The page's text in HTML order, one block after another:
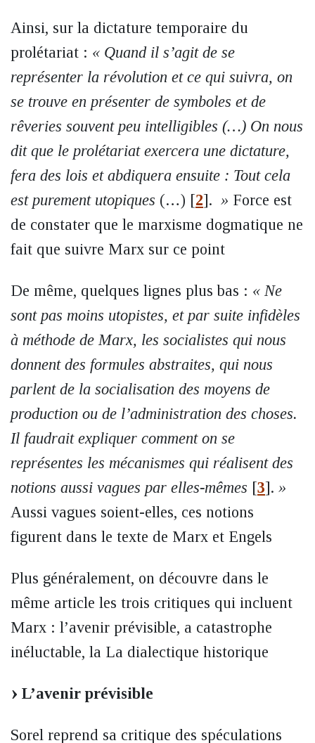
Ainsi, sur la dictature temporaire du
prolétariat : « Quand il s’agit de se
représenter la révolution et ce qui suivra, on
se trouve en présenter de symboles et de
rêveries souvent peu intelligibles (…) On nous
dit que le prolétariat exercera une dictature,
fera des lois et abdiquera ensuite : Tout cela
est purement utopiques (…) [2]. » Force est
de constater que le marxisme dogmatique ne
fait que suivre Marx sur ce point
De même, quelques lignes plus bas : « Ne
sont pas moins utopistes, et par suite infidèles
à méthode de Marx, les socialistes qui nous
donnent des formules abstraites, qui nous
parlent de la socialisation des moyens de
production ou de l’administration des choses.
Il faudrait expliquer comment on se
représentes les mécanismes qui réalisent des
notions aussi vagues par elles-mêmes [3]. »
Aussi vagues soient-elles, ces notions
figurent dans le texte de Marx et Engels
Plus généralement, on découvre dans le
même article les trois critiques qui incluent
Marx : l’avenir prévisible, a catastrophe
inéluctable, la La dialectique historique
L’avenir prévisible
Sorel reprend sa critique des spéculations